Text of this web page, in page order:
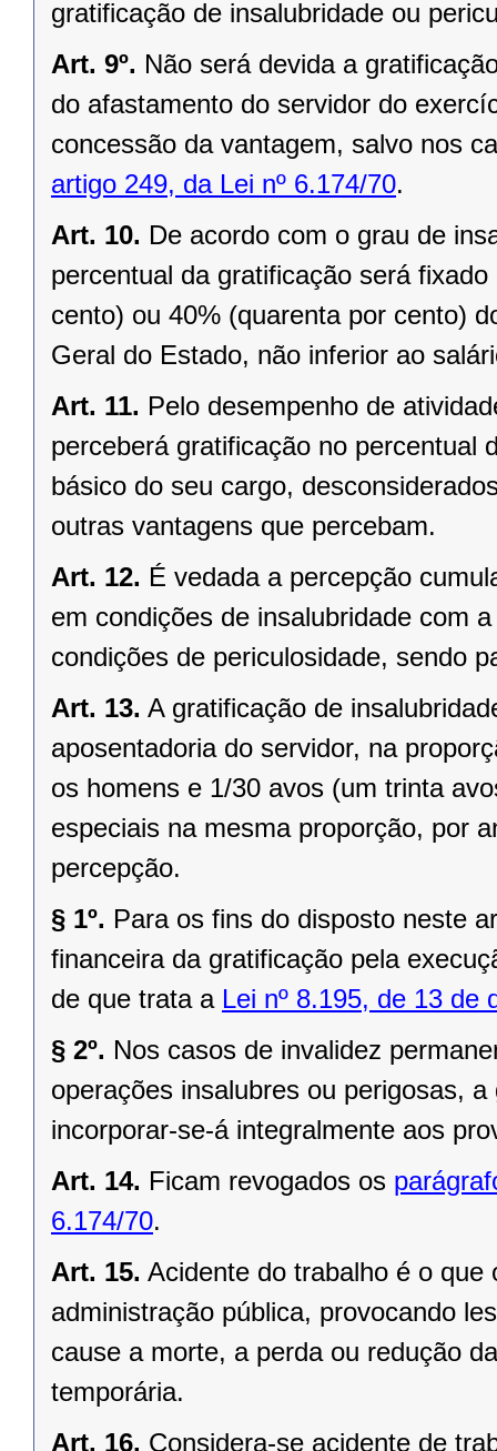
gratificação de insalubridade ou
Art. 9º. Não será devida a
do afastamento do servidor do
concessão da vantagem, salvo nos
artigo 249, da Lei nº 6.174/70.
Art. 10. De acordo com o grau de
percentual da gratificação será
cento) ou 40% (quarenta por cento)
Geral do Estado, não inferior ao
Art. 11. Pelo desempenho de
perceberá gratificação no percentual
básico do seu cargo,
outras vantagens que percebam.
Art. 12. É vedada a percepção
em condições de insalubridade com
condições de periculosidade, sendo
Art. 13. A gratificação de
aposentadoria do servidor, na
os homens e 1/30 avos (um trinta
especiais na mesma proporção, por
percepção.
§ 1º. Para os fins do disposto neste
financeira da gratificação pela
de que trata a Lei nº 8.195, de 13 de
§ 2º. Nos casos de invalidez
operações insalubres ou perigosas,
incorporar-se-á integralmente aos
Art. 14. Ficam revogados os
6.174/70.
Art. 15. Acidente do trabalho é o
administração pública, provocando
cause a morte, a perda ou redução
temporária.
Art. 16. Considera-se acidente de